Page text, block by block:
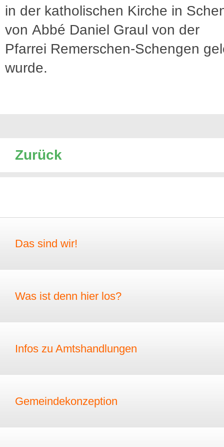
in der katholischen Kirche in
von Abbé Daniel Graul von der
Pfarrei Remerschen-Schengen
wurde.
Zurück
Das sind wir!
Was ist denn hier los?
Infos zu Amtshandlungen
Gemeindekonzeption